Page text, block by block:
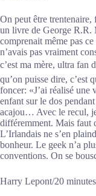
On peut être trentenaire,
un livre de George R.R.
comprenait même pas
n’avais pas vraiment
c’est ma mère, ultra fan
qu’on puisse dire, c’est
foncer: «J’ai réalisé une
enfant sur le dos
acajou… Avec le recul,
différemment. Mais faut
L’Irlandais ne s’en
bonheur. Le geek n’a
conventions. On se
Harry Lepont/20 minutes